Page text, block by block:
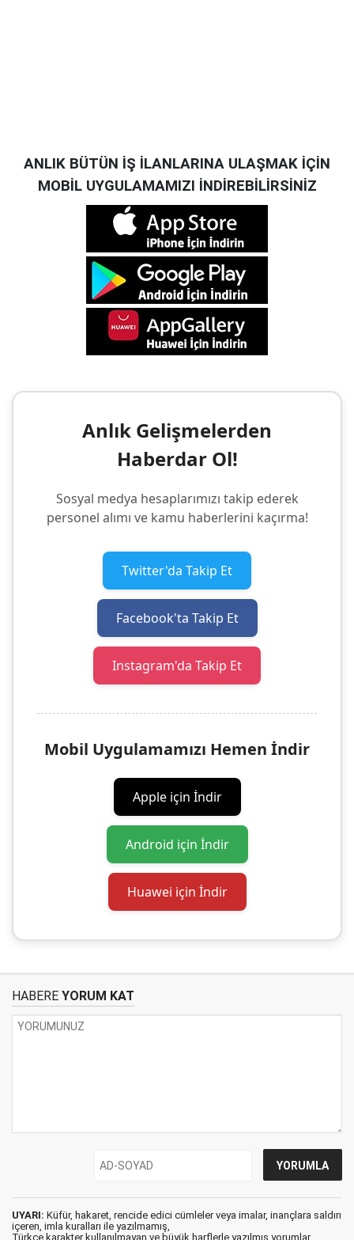
ANLIK BÜTÜN İŞ İLANLARINA ULAŞMAK İÇİN
MOBİL UYGULAMAMIZI İNDİREBİLİRSİNİZ
Anlık Gelişmelerden
Haberdar Ol!
Sosyal medya hesaplarımızı takip ederek
personel alımı ve kamu haberlerini kaçırma!
Twitter'da Takip Et
Facebook'ta Takip Et
Instagram'da Takip Et
Mobil Uygulamamızı Hemen İndir
Apple için İndir
Android için İndir
Huawei için İndir
HABERE YORUM KAT
UYARI: Küfür, hakaret, rencide edici cümleler veya imalar, inançlara saldırı
içeren, imla kuralları ile yazılmamış,
Türkçe karakter kullanılmayan ve büyük harflerle yazılmış yorumlar